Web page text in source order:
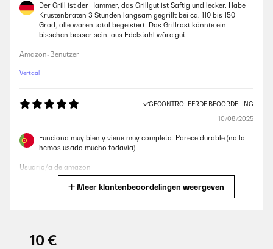
Der Grill ist der Hammer, das Grillgut ist Saftig und lecker. Habe
Krustenbraten 3 Stunden langsam gegrillt bei ca. 110 bis 150
Grad, alle waren total begeistert. Das Grillrost könnte ein
bisschen besser sein, aus Edelstahl wäre gut.
Amazon-Benutzer
Vertaal
GECONTROLEERDE BEOORDELING
10/08/2025
Funciona muy bien y viene muy completo. Parece durable (no lo
hemos usado mucho todavía)
Usuario/a de amazon
Meer klantenbeoordelingen weergeven
-10 €